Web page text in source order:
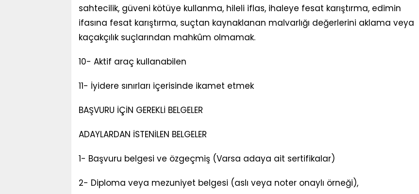
sahtecilik, güveni kötüye kullanma, hileli iflas, ihaleye fesat karıştırma, edimin
ifasına fesat karıştırma, suçtan kaynaklanan malvarlığı değerlerini aklama veya
kaçakçılık suçlarından mahkûm olmamak.
10- Aktif araç kullanabilen
11- İyidere sınırları içerisinde ikamet etmek
BAŞVURU İÇİN GEREKLİ BELGELER
ADAYLARDAN İSTENİLEN BELGELER
1- Başvuru belgesi ve özgeçmiş (Varsa adaya ait sertifikalar)
2- Diploma veya mezuniyet belgesi (aslı veya noter onaylı örneği),